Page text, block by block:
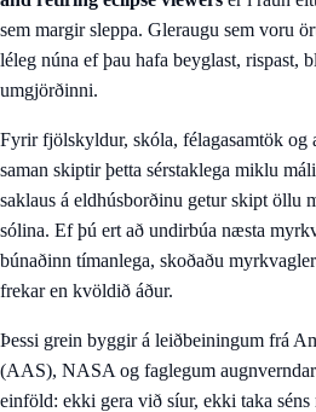
sem margir sleppa. Gleraugu sem voru
léleg núna ef þau hafa beyglast, rispast,
umgjörðinni.
Fyrir fjölskyldur, skóla, félagasamtök og
saman skiptir þetta sérstaklega miklu
saklaus á eldhúsborðinu getur skipt öllu
sólina. Ef þú ert að undirbúa næsta
búnaðinn tímanlega, skoðaðu
frekar en kvöldið áður.
Þessi grein byggir á leiðbeiningum frá
(AAS), NASA og faglegum
einföld: ekki gera við síur, ekki taka séns